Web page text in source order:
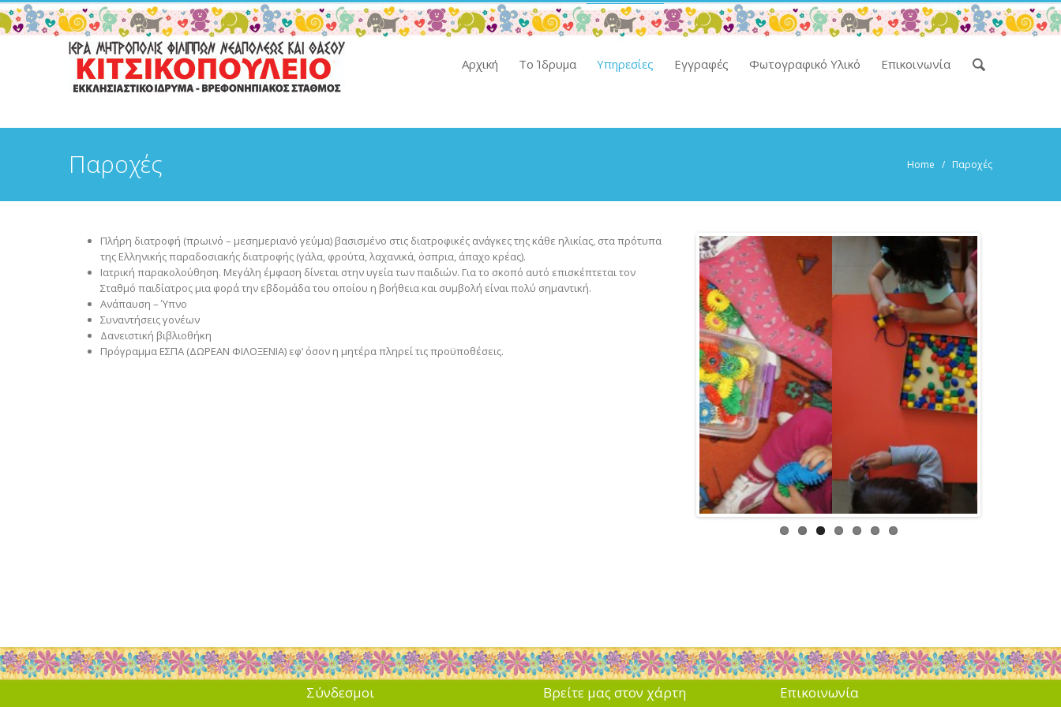
Αρχική Το Ίδρυμα Υπηρεσίες Εγγραφές Φωτογραφικό Υλικό Επικοινωνία
Παροχές Home / Παροχές
Πλήρη διατροφή (πρωινό – μεσημεριανό γεύμα) βασισμένο στις διατροφικές ανάγκες της κάθε ηλικίας, στα πρότυπα
της Ελληνικής παραδοσιακής διατροφής (γάλα, φρούτα, λαχανικά, όσπρια, άπαχο κρέας).
Ιατρική παρακολούθηση. Μεγάλη έμφαση δίνεται στην υγεία των παιδιών. Για το σκοπό αυτό επισκέπτεται τον
Σταθμό παιδίατρος μια φορά την εβδομάδα του οποίου η βοήθεια και συμβολή είναι πολύ σημαντική.
Ανάπαυση – Ύπνο
Συναντήσεις γονέων
Δανειστική βιβλιοθήκη
Πρόγραμμα ΕΣΠΑ (ΔΩΡΕΑΝ ΦΙΛΟΞΕΝΙΑ) εφ’ όσον η μητέρα πληρεί τις προϋποθέσεις.
Σύνδεσμοι Βρείτε μας στον χάρτη Επικοινωνία